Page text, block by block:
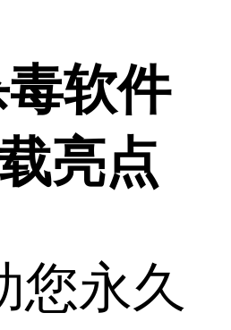
毒软件
亮点
您永久